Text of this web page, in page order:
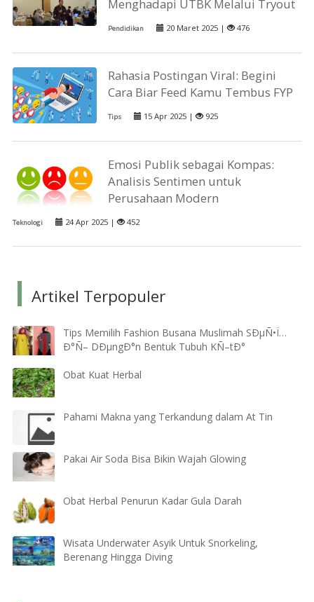
Menghadapi UTBK Melalui Tryout
Pendidikan 20 Maret 2025 | 476
Rahasia Postingan Viral: Begini
Cara Biar Feed Kamu Tembus FYP
Tips 15 Apr 2025 | 925
Emosi Publik sebagai Kompas:
Analisis Sentimen untuk
Perusahaan Modern
Teknologi 24 Apr 2025 | 452
Artikel Terpopuler
Tips Memilih Fashion Busana Muslimah SÐµÑ•Ï…
Ð°Ñ– DÐµngÐ°n Bentuk Tubuh KÑ–tÐ°
Obat Kuat Herbal
Pahami Makna yang Terkandung dalam At Tin
Pakai Air Soda Bisa Bikin Wajah Glowing
Obat Herbal Penurun Kadar Gula Darah
Wisata Underwater Asyik Untuk Snorkeling,
Berenang Hingga Diving